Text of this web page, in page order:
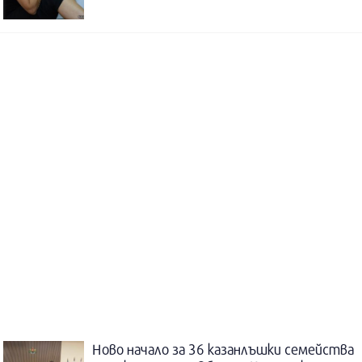
Ново начало за 36 казанлъшки семейства